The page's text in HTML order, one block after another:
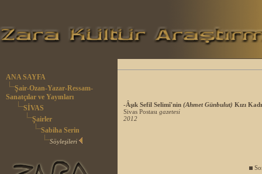
ANA SAYFA
Şair-Ozan-Yazar-Ressam-
Sanatçılar ve Yayınları
SİVAS
Şairler
Sabiha Serin
Söyleşileri
-Âşık Sefil Selimî'nin (Ahmet Günbulut) Kızı
Sivas Postası gazetesi
2012